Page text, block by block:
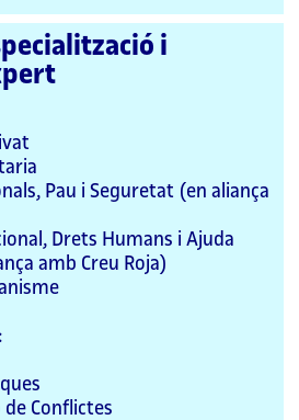
i
Pau i Seguretat (en aliança
Drets Humans i Ajuda
amb Creu Roja)
:
de Conflictes